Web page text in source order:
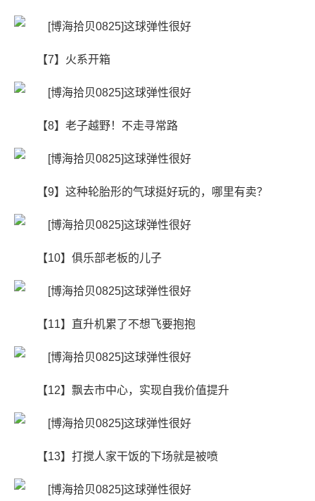
【7】火系开箱
【8】老子越野！不走寻常路
【9】这种轮胎形的气球挺好玩的，哪里有卖？
【10】俱乐部老板的儿子
【11】直升机累了不想飞要抱抱
【12】飘去市中心，实现自我价值提升
【13】打搅人家干饭的下场就是被喷